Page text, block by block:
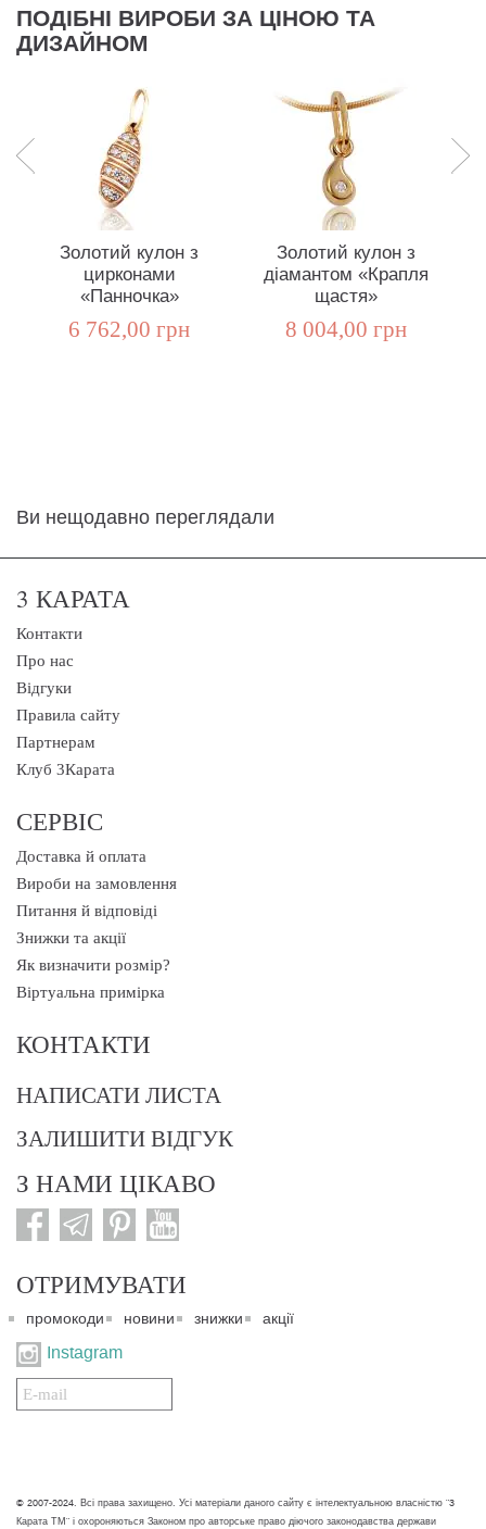
ПОДІБНІ ВИРОБИ ЗА ЦІНОЮ ТА
ДИЗАЙНОМ
Золотий кулон з
цирконами
«Панночка»
6 762,00 грн
Золотий кулон з
діамантом «Крапля
щастя»
8 004,00 грн
Ви нещодавно переглядали
3 КАРАТА
Контакти
Про нас
Відгуки
Правила сайту
Партнерам
Клуб 3Карата
СЕРВІС
Доставка й оплата
Вироби на замовлення
Питання й відповіді
Знижки та акції
Як визначити розмір?
Віртуальна примірка
КОНТАКТИ
НАПИСАТИ ЛИСТА
ЗАЛИШИТИ ВІДГУК
З НАМИ ЦІКАВО
ОТРИМУВАТИ
промокоди новини знижки акції
Instagram
Подписаться
на
© 2007-2024. Всі права захищено. Усі матеріали даного сайту є інтелектуальною власністю "3
Карата ТМ" і охороняються Законом про авторське право діючого законодавства держави